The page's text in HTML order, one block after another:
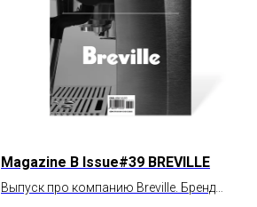
Magazine B Issue#39 BREVILLE
Выпуск про компанию Breville. Бренд